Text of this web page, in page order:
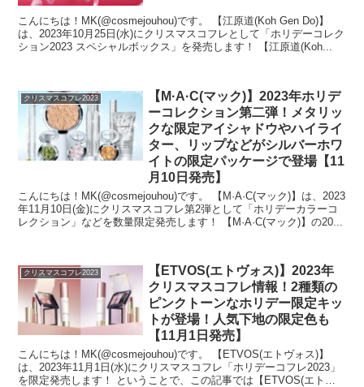
こんにちは！MK(@cosmejouhou)です。 【江原道(Koh Gen Do)】
は、2023年10月25日(水)にクリスマスコフレとして「ホリデーコレク
ション2023 スペシャルボックス」を発売します！ 【江原道(Koh...
クリスマスコフレ2023
【M·A·C(マック)】2023年ホリデ
ーコレクション第二弾！メタリッ
クな限定アイシャドウやハイライ
ター、リップなどがシルバーホワ
イトの限定パッケージで登場【11
月10日発売】
こんにちは！MK(@cosmejouhou)です。 【M·A·C(マック)】は、2023
年11月10日(金)にクリスマスコフレ第2弾として「ホリデーカラーコ
レクション」などを数量限定発売します！ 【M·A·C(マック)】の20...
クリスマスコフレ2023
【ETVOS(エトヴォス)】2023年
クリスマスコフレ情報！2種類の
ピンクトーンなホリデー限定キッ
トが登場！人気下地の限定色も
【11月1日発売】
こんにちは！MK(@cosmejouhou)です。 【ETVOS(エトヴォス)】
は、2023年11月1日(水)にクリスマスコフレ「ホリデーコフレ2023」
を限定発売します！ ということで、この記事では【ETVOS(エトヴ